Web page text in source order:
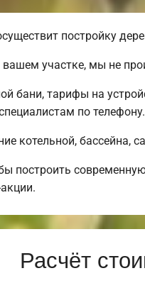
постройку
участке, мы не
бани, тарифы на
по телефону.
котельной, бассейна,
построить
Расчёт